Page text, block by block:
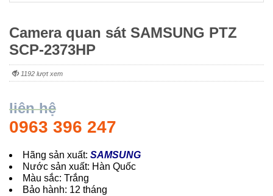
Camera quan sát SAMSUNG PTZ
SCP-2373HP
1192 lượt xem
liên hệ
0963 396 247
Hãng sản xuất: SAMSUNG
Nước sản xuất: Hàn Quốc
Màu sắc: Trắng
Bảo hành: 12 tháng